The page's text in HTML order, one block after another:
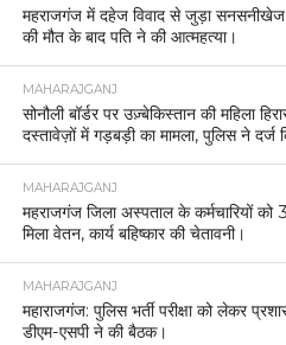
महराजगंज में दहेज विवाद से जुड़ा सनसनीखेज
की मौत के बाद पति ने की आत्महत्या।
MAHARAJGANJ
सोनौली बॉर्डर पर उज़्बेकिस्तान की महिला
दस्तावेज़ों में गड़बड़ी का मामला, पुलिस ने दर्ज
MAHARAJGANJ
महराजगंज जिला अस्पताल के कर्मचारियों को
मिला वेतन, कार्य बहिष्कार की चेतावनी।
MAHARAJGANJ
महाराजगंज: पुलिस भर्ती परीक्षा को लेकर
डीएम-एसपी ने की बैठक।